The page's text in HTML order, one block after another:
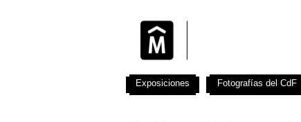
Exposiciones Fotografías del CdF